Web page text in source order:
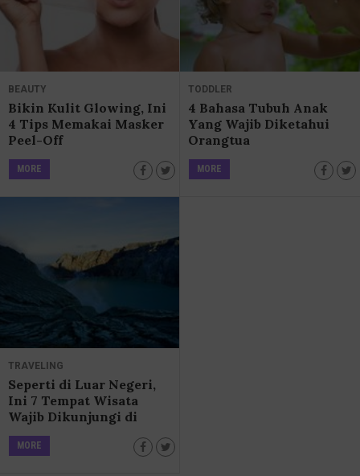
BEAUTY
Bikin Kulit Glowing, Ini
4 Tips Memakai Masker
Peel-Off
MORE
TODDLER
4 Bahasa Tubuh Anak
Yang Wajib Diketahui
Orangtua
MORE
TRAVELING
Seperti di Luar Negeri,
Ini 7 Tempat Wisata
Wajib Dikunjungi di
Banyuwangi
MORE